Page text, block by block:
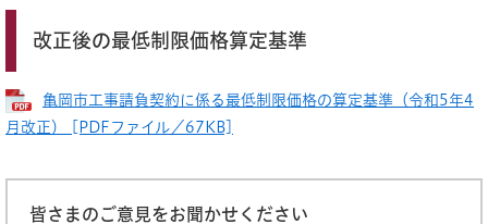
改正後の最低制限価格算定基準
亀岡市工事請負契約に係る最低制限価格の算定基準（令和5年4
月改正） [PDFファイル／67KB]
皆さまのご意見をお聞かせください